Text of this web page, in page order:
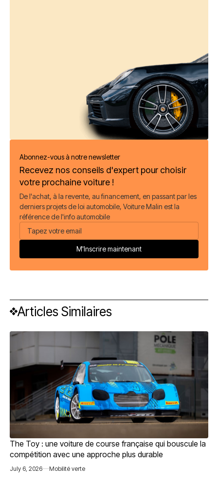
Abonnez-vous à notre newsletter
Recevez nos conseils d'expert pour choisir
votre prochaine voiture !
De l'achat, à la revente, au financement, en passant par les
derniers projets de loi automobile, Voiture Malin est la
référence de l'info automobile
Articles Similaires
The Toy : une voiture de course française qui bouscule la
compétition avec une approche plus durable
July 6, 2026 Mobilité verte